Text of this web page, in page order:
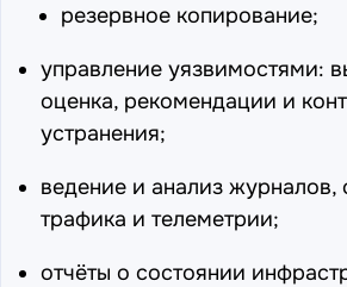
резервное копирование;
управление уязвимостями:
оценка, рекомендации и
устранения;
ведение и анализ журналов,
трафика и телеметрии;
отчёты о состоянии